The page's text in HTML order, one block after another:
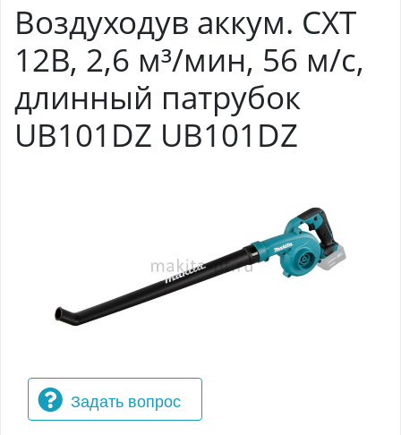
Воздуходув аккум. CXT
12В, 2,6 м³/мин, 56 м/с,
длинный патрубок
UB101DZ UB101DZ
Задать вопрос